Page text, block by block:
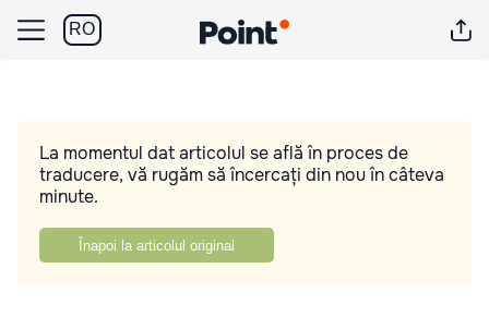
RO
La momentul dat articolul se află în proces de
traducere, vă rugăm să încercați din nou în câteva
minute.
Înapoi la articolul original